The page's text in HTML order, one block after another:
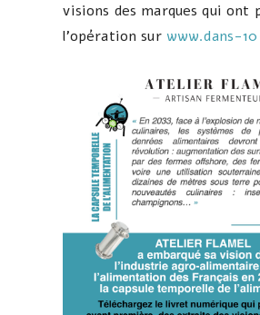
visions des marques qui ont
l’opération sur www.dans-